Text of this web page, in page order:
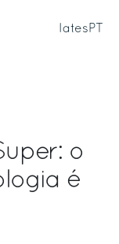
Iates PT
o
é